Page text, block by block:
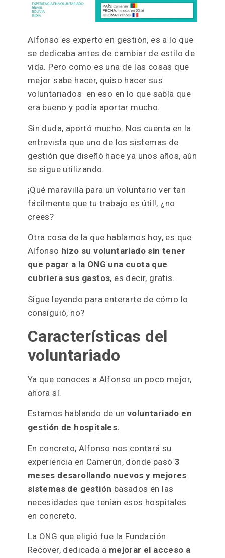
Alfonso es experto en gestión, es a lo que
se dedicaba antes de cambiar de estilo de
vida. Pero como es una de las cosas que
mejor sabe hacer, quiso hacer sus
voluntariados en eso en lo que sabía que
era bueno y podía aportar mucho.
Sin duda, aportó mucho. Nos cuenta en la
entrevista que uno de los sistemas de
gestión que diseñó hace ya unos años, aún
se sigue utilizando.
¡Qué maravilla para un voluntario ver tan
fácilmente que tu trabajo es útil!, ¿no
crees?
Otra cosa de la que hablamos hoy, es que
Alfonso hizo su voluntariado sin tener
que pagar a la ONG una cuota que
cubriera sus gastos, es decir, gratis.
Sigue leyendo para enterarte de cómo lo
consiguió, no?
Características del
voluntariado
Ya que conoces a Alfonso un poco mejor,
ahora sí.
Estamos hablando de un voluntariado en
gestión de hospitales.
En concreto, Alfonso nos contará su
experiencia en Camerún, donde pasó 3
meses desarollando nuevos y mejores
sistemas de gestión basados en las
necesidades que tenían esos hospitales
en concreto.
La ONG que eligió fue la Fundación
Recover, dedicada a mejorar el acceso a